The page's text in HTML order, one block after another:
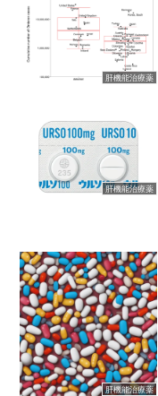
肝機能治療薬
肝機能治療薬
肝機能治療薬